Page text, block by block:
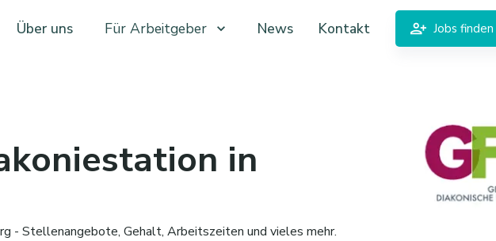
Über uns Für Arbeitgeber News Kontakt Jobs finden
in
- Stellenangebote, Gehalt, Arbeitszeiten und vieles mehr.